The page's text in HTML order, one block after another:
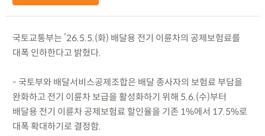
국토교통부는 ’26.5.5.(화) 배달용 전기 이륜차의 공제보험료를
대폭 인하한다고 밝혔다.
- 국토부와 배달서비스공제조합은 배달 종사자의 보험료 부담을
완화하고 전기 이륜차 보급을 활성화하기 위해 5.6.(수)부터
배달용 전기 이륜차 공제보험료 할인율을 기존 1%에서 17.5%로
대폭 확대하기로 결정함.